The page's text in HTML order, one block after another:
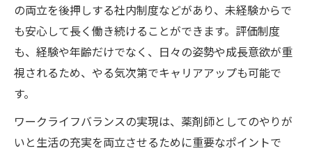
の両立を後押しする社内制度などがあり、未経験からで
も安心して長く働き続けることができます。評価制度
も、経験や年齢だけでなく、日々の姿勢や成長意欲が重
視されるため、やる気次第でキャリアアップも可能で
す。
ワークライフバランスの実現は、薬剤師としてのやりが
いと生活の充実を両立させるために重要なポイントで